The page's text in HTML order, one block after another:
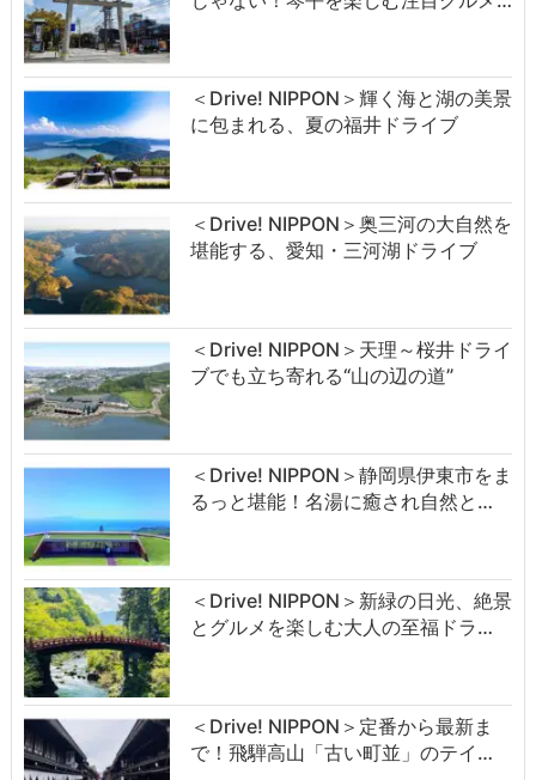
＜Drive! NIPPON＞輝く海と湖の美景
に包まれる、夏の福井ドライブ
＜Drive! NIPPON＞奥三河の大自然を
堪能する、愛知・三河湖ドライブ
＜Drive! NIPPON＞天理～桜井ドライ
ブでも立ち寄れる“山の辺の道”
＜Drive! NIPPON＞静岡県伊東市をま
るっと堪能！名湯に癒され自然と…
＜Drive! NIPPON＞新緑の日光、絶景
とグルメを楽しむ大人の至福ドラ…
＜Drive! NIPPON＞定番から最新ま
で！飛騨高山「古い町並」のテイ…